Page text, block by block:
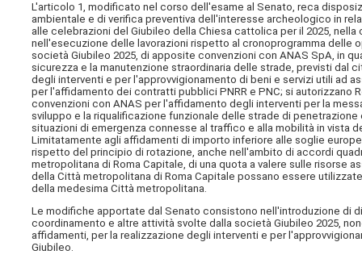
L'articolo 1, modificato nel corso dell'esame al Senato, reca
ambientale e di verifica preventiva dell'interesse archeologico in
alle celebrazioni del Giubileo della Chiesa cattolica per il 2025,
nell'esecuzione delle lavorazioni rispetto al cronoprogramma
società Giubileo 2025, di apposite convenzioni con ANAS SpA, in
sicurezza e la manutenzione straordinaria delle strade, previsti dal
degli interventi e per l'approvvigionamento di beni e servizi utili ad
per l'affidamento dei contratti pubblici PNRR e PNC; si
convenzioni con ANAS per l'affidamento degli interventi per la
sviluppo e la riqualificazione funzionale delle strade di
situazioni di emergenza connesse al traffico e alla mobilità in vista
Limitatamente agli affidamenti di importo inferiore alle soglie
rispetto del principio di rotazione, anche nell'ambito di accordi
metropolitana di Roma Capitale, di una quota a valere sulle risorse
della Città metropolitana di Roma Capitale possano essere
della medesima Città metropolitana.
Le modifiche apportate dal Senato consistono nell'introduzione di
coordinamento e altre attività svolte dalla società Giubileo 2025,
affidamenti, per la realizzazione degli interventi e per
Giubileo.